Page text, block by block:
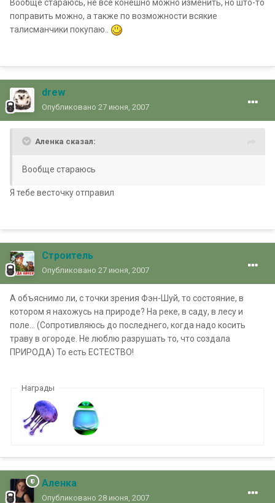
Вообще стараюсь, не всё конешно можно изменить, но што-то
поправить можно, а также по возможности всякие
талисманчики покупаю..
drew
Опубликовано 27 июня, 2007
Аленка сказал:
Вообще стараюсь
Я тебе весточку отправил
Строитель
Опубликовано 27 июня, 2007
А объяснимо ли, с точки зрения Фэн-Шуй, то состояние, в
котором я нахожусь на природе? На реке, в саду, в лесу и
поле... (Сопротивляюсь до последнего, когда надо косить
траву в огороде. Не люблю разрушать то, что создала
ПРИРОДА) То есть ЕСТЕСТВО!
Награды
Аленка
Опубликовано 28 июня, 2007